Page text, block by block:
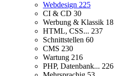
Webdesign 225
CI & CD 30
Werbung & Klassik 18
HTML, CSS... 237
Schnittstellen 60
CMS 230
Wartung 216
PHP, Datenbank... 226